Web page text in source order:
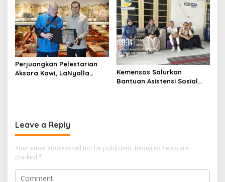
Perjuangkan Pelestarian
Aksara Kawi, LaNyalla
Kemensos Salurkan
Bantuan Asistensi Sosial
Leave a Reply
Your email address will not be published. Required fields are
marked *